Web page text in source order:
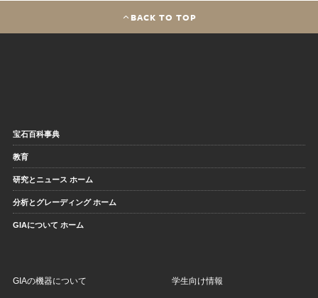
BACK TO TOP
宝石百科事典
教育
研究とニュース ホーム
分析とグレーディング ホーム
GIAについて ホーム
GIAの機器について 学生向け情報